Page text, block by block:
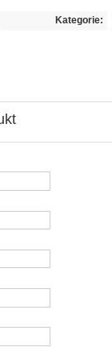
Kategorie: